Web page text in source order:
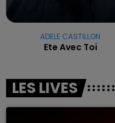
ADELE CASTILLON
Ete Avec Toi
LES LIVES